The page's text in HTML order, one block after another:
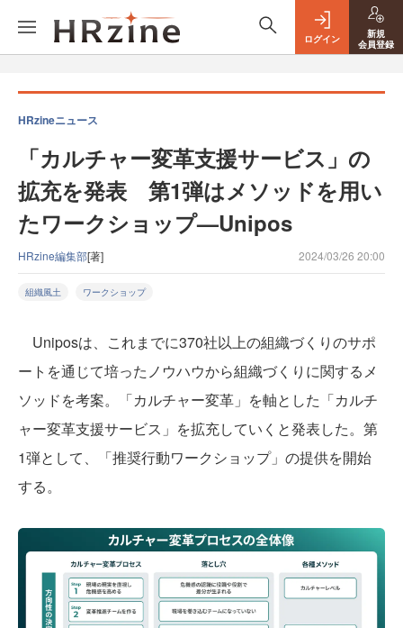
ログイン
新規
会員登録
HRzineニュース
「カルチャー変革支援サービス」の
拡充を発表 第1弾はメソッドを用い
たワークショップ—Unipos
HRzine編集部[著] 2024/03/26 20:00
組織風土 ワークショップ
Uniposは、これまでに370社以上の組織づくりのサポ
ートを通じて培ったノウハウから組織づくりに関するメ
ソッドを考案。「カルチャー変革」を軸とした「カルチ
ャー変革支援サービス」を拡充していくと発表した。第
1弾として、「推奨行動ワークショップ」の提供を開始
する。